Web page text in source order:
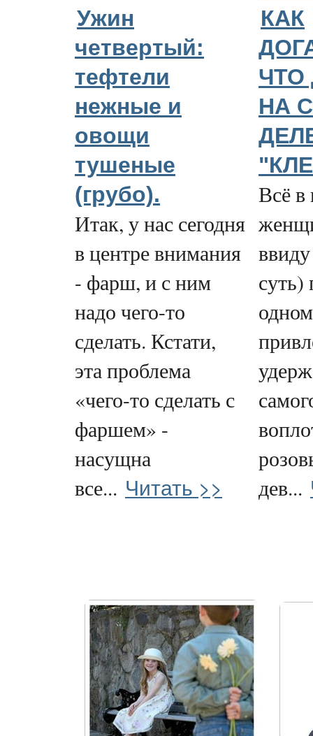
Ужин
четвертый:
тефтели
нежные и
овощи
тушеные
(грубо).
Итак, у нас сегодня
в центре внимания
- фарш, и с ним
надо чего-то
сделать. Кстати,
эта проблема
«чего-то сделать с
фаршем» -
насущна
все... Читать >>
КАК
ЧТО
НА
Всё в
суть)
дев...